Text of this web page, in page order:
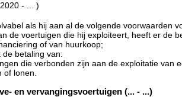
- ... )
als hij aan al de volgende voorwaarden
de voertuigen die hij exploiteert, heeft er de
of van huurkoop;
de betaling van:
die verbonden zijn aan de exploitatie van
of lonen.
en vervangingsvoertuigen (... - ...)